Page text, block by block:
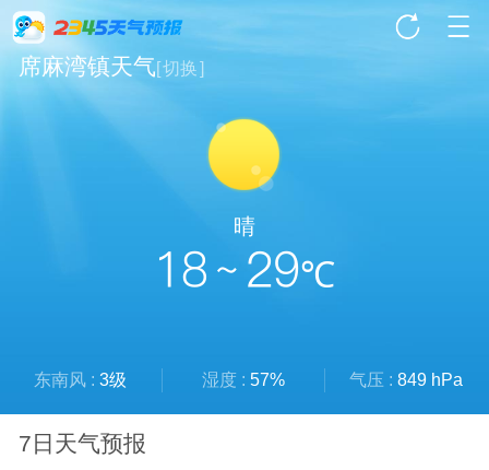
席麻湾镇天气[切换]
晴
18 ~ 29℃
东南风 :3级 湿度 : 57% 气压 : 849 hPa
7日天气预报